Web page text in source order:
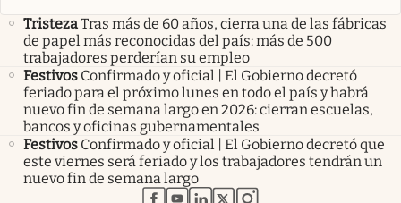
TristezaTras más de 60 años, cierra una de las fábricas
de papel más reconocidas del país: más de 500
trabajadores perderían su empleo
Festivos Confirmado y oficial | El Gobierno decretó
feriado para el próximo lunes en todo el país y habrá
nuevo fin de semana largo en 2026: cierran escuelas,
bancos y oficinas gubernamentales
Festivos Confirmado y oficial | El Gobierno decretó que
este viernes será feriado y los trabajadores tendrán un
nuevo fin de semana largo
abre en nueva pestaña
abre en nueva pestaña
abre en nueva pestaña
abre en nueva pestaña
abre en nueva pestaña